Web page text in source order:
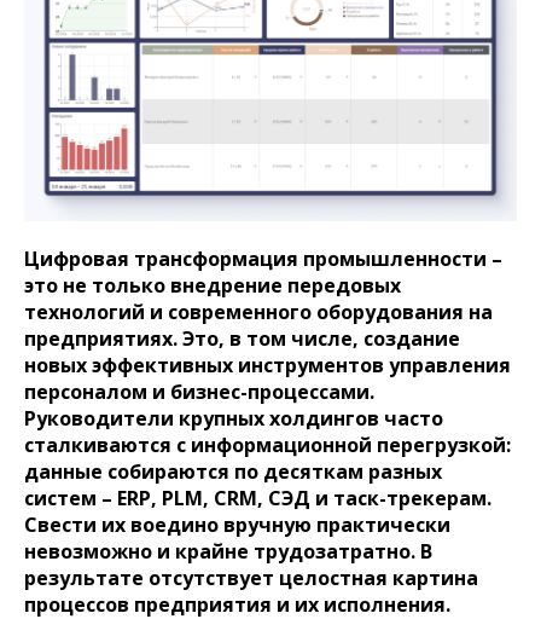
Цифровая трансформация промышленности –
это не только внедрение передовых
технологий и современного оборудования на
предприятиях. Это, в том числе, создание
новых эффективных инструментов управления
персоналом и бизнес-процессами.
Руководители крупных холдингов часто
сталкиваются с информационной перегрузкой:
данные собираются по десяткам разных
систем – ERP, PLM, CRM, СЭД и таск-трекерам.
Свести их воедино вручную практически
невозможно и крайне трудозатратно. В
результате отсутствует целостная картина
процессов предприятия и их исполнения.